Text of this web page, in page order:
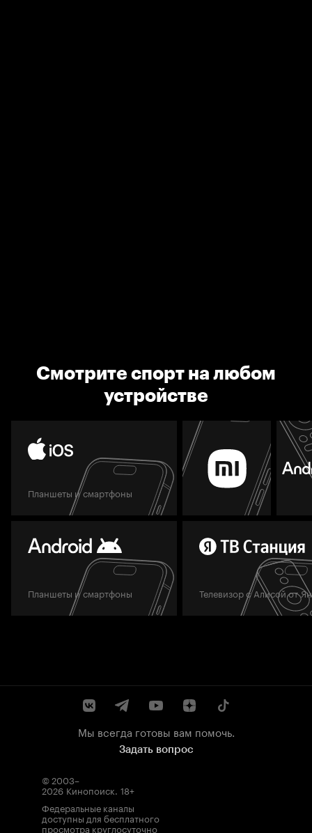
Смотрите спорт на любом
устройстве
Планшеты и смартфоны
Планшеты и смартфоны Телевизор с Алисой от
Мы всегда готовы вам помочь.
Задать вопрос
© 2003–
2026 Кинопоиск. 18+
Федеральные каналы
доступны для бесплатного
просмотра круглосуточно